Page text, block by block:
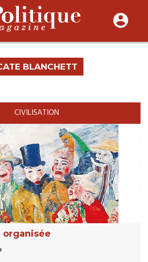
BLANCHETT
CIVILISATION
organisée